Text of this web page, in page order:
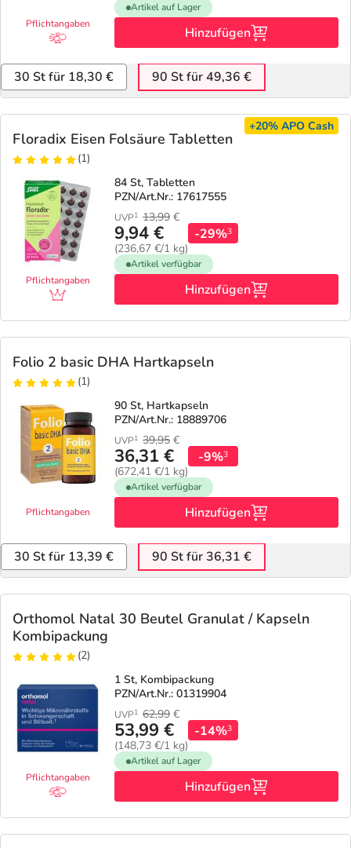
Pflichtangaben
Artikel auf Lager
Hinzufügen
30 St für 18,30 € 90 St für 49,36 €
Floradix Eisen Folsäure Tabletten
(1)
+20% APO Cash
Pflichtangaben
84 St, Tabletten
PZN/Art.Nr.: 17617555
UVP1 13,99 €
9,94 €
(236,67 €/1 kg)
-29%3
Artikel verfügbar
Hinzufügen
Folio 2 basic DHA Hartkapseln
(1)
Pflichtangaben
90 St, Hartkapseln
PZN/Art.Nr.: 18889706
UVP1 39,95 €
36,31 €
(672,41 €/1 kg)
-9%3
Artikel verfügbar
Hinzufügen
30 St für 13,39 € 90 St für 36,31 €
Orthomol Natal 30 Beutel Granulat / Kapseln
Kombipackung
(2)
Pflichtangaben
1 St, Kombipackung
PZN/Art.Nr.: 01319904
UVP1 62,99 €
53,99 €
(148,73 €/1 kg)
-14%3
Artikel auf Lager
Hinzufügen